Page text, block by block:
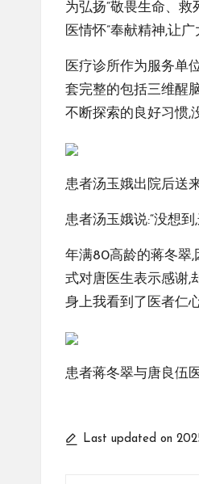
为弘扬“敬畏生命、
医情怀”奉献精神,让
医疗诊所作为服务单
套完整的包括三维醒
不断探索的良好习惯,
患者汤玉娥出院后送
患者汤玉娥说:“没想
年满80高龄的蒋冬翠,
式对唐医生表示感谢,
身上我看到了医者仁
患者蒋冬翠与唐良伍
Last updated on